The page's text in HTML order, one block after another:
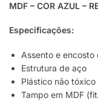
MDF – COR AZUL –
Especificações:
Assento e
Estrutura de aço
Plástico não tóxico
Tampo em MDF